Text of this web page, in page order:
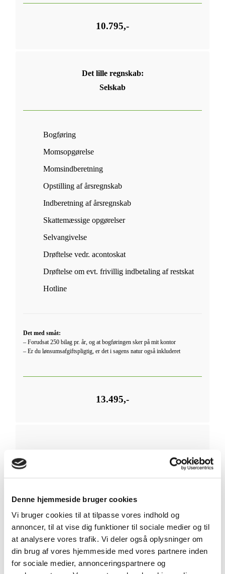
Denne hjemmeside bruger cookies
Vi bruger cookies til at tilpasse vores indhold og
annoncer, til at vise dig funktioner til sociale medier og til
at analysere vores trafik. Vi deler også oplysninger om
din brug af vores hjemmeside med vores partnere inden
for sociale medier, annonceringspartnere og
10.795,-
Det lille regnskab:
Selskab
Bogføring
Momsopgørelse
Momsindberetning
Opstilling af årsregnskab
Indberetning af årsregnskab
Skattemæssige opgørelser
Selvangivelse
Drøftelse vedr. acontoskat
Drøftelse om evt. frivillig indbetaling af restskat
Hotline
Det med småt:
– Forudsat 250 bilag pr. år, og at bogføringen sker på mit kontor
– Er du lønsumsafgiftspligtig, er det i sagens natur også inkluderet
13.495,-
Bogføring
Opstilling af årsregnskab
Skattemæssige opgørelser